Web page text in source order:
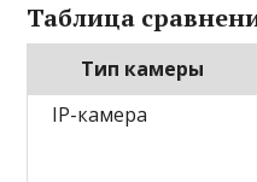
Таблица
Тип камеры
IP-камера